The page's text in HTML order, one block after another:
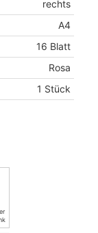
rechts
A4
16 Blatt
Rosa
1 Stück